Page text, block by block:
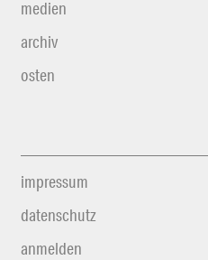
medien
archiv
osten
impressum
datenschutz
anmelden